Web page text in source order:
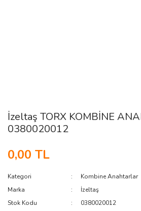
İzeltaş TORX KOMBİNE
0380020012
0,00 TL
Kategori
Kombine Anahtarlar
Marka
İzeltaş
Stok Kodu
0380020012